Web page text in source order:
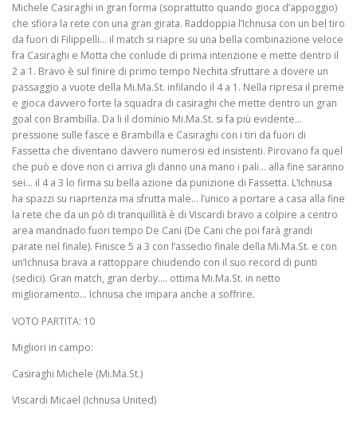
Michele Casiraghi in gran forma (soprattutto quando gioca d’appoggio)
che sfiora la rete con una gran girata. Raddoppia l’Ichnusa con un bel tiro
da fuori di Filippelli… il match si riapre su una bella combinazione veloce
fra Casiraghi e Motta che conlude di prima intenzione e mette dentro il
2 a 1. Bravo è sul finire di primo tempo Nechita sfruttare a dovere un
passaggio a vuote della Mi.Ma.St. infilando il 4 a 1. Nella ripresa il preme
e gioca davvero forte la squadra di casiraghi che mette dentro un gran
goal con Brambilla. Da li il dominio Mi.Ma.St. si fa più evidente…
pressione sulle fasce e Brambilla e Casiraghi con i tiri da fuori di
Fassetta che diventano davvero numerosi ed insistenti. Pirovano fa quel
che può e dove non ci arriva gli danno una mano i pali… alla fine saranno
sei… il 4 a 3 lo firma su bella azione da punizione di Fassetta. L’Ichnusa
ha spazzi su riaprtenza ma sfrutta male… l’unico a portare a casa alla fine
la rete che da un pò di tranquillità è di Viscardi bravo a colpire a centro
area mandnado fuori tempo De Cani (De Cani che poi farà grandi
parate nel finale). Finisce 5 a 3 con l’assedio finale della Mi.Ma.St. e con
un’Ichnusa brava a rattoppare chiudendo con il suo record di punti
(sedici). Gran match, gran derby…. ottima Mi.Ma.St. in netto
miglioramento… Ichnusa che impara anche a soffrire.
VOTO PARTITA: 10
Migliori in campo:
Casiraghi Michele (Mi.Ma.St.)
VIscardi Micael (Ichnusa United)